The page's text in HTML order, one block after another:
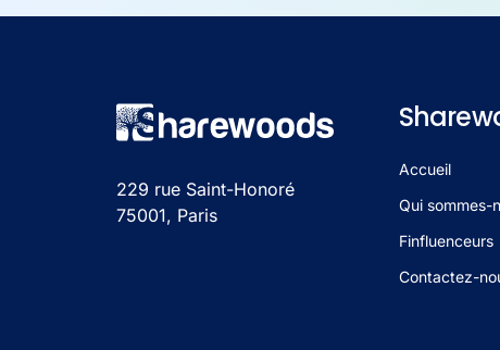
229 rue Saint-Honoré
75001, Paris
Accueil
Qui sommes-
Finfluenceurs
Contactez-